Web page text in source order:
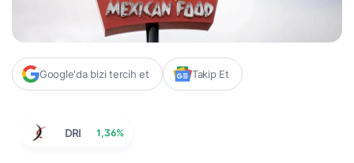
Google'da bizi tercih et Takip Et
DRI 1,36%